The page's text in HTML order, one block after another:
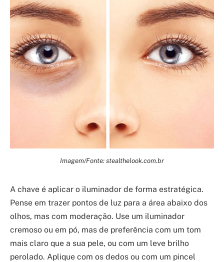
Imagem/Fonte: stealthelook.com.br
A chave é aplicar o iluminador de forma estratégica.
Pense em trazer pontos de luz para a área abaixo dos
olhos, mas com moderação. Use um iluminador
cremoso ou em pó, mas de preferência com um tom
mais claro que a sua pele, ou com um leve brilho
perolado. Aplique com os dedos ou com um pincel